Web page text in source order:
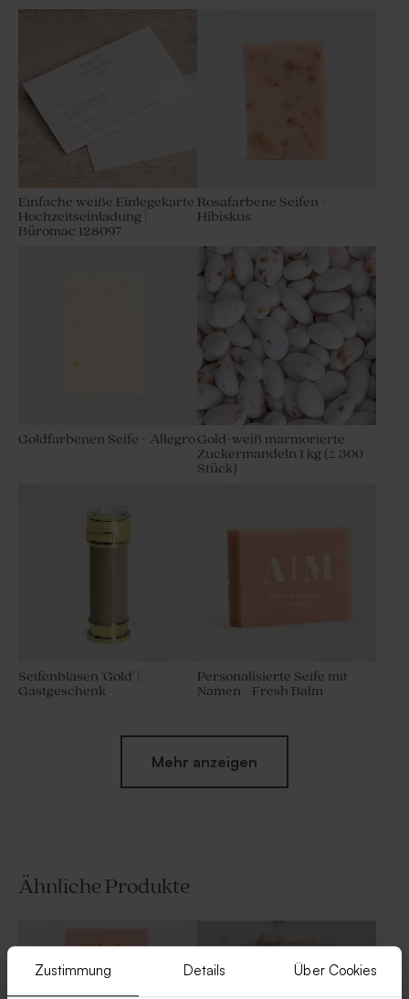
Zustimmung Details Über Cookies
Einfache weiße Einlegekarte
Hochzeitseinladung |
Büromac 128097
Rosafarbene Seifen -
Hibiskus
Goldfarbenen Seife - AllegroGold-weiß marmorierte
Zuckermandeln 1 kg (± 300
Stück)
Seifenblasen 'Gold' |
Gastgeschenk
Personalisierte Seife mit
Namen - Fresh Balm
Rosa Badesalz für
Mehr anzeigen
Ähnliche Produkte